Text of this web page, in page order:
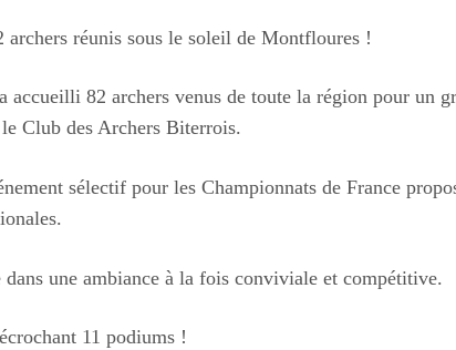
archers réunis sous le soleil de Montfloures !
82 archers venus de toute la région pour un
Club des Archers Biterrois.
sélectif pour les Championnats de France
une ambiance à la fois conviviale et compétitive.
11 podiums !